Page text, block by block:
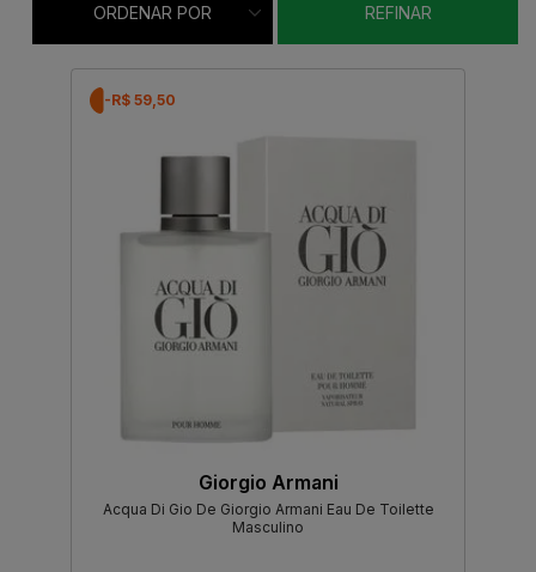
ORDENAR POR REFINAR
-R$ 59,50
Giorgio Armani
Acqua Di Gio De Giorgio Armani Eau De Toilette
Masculino